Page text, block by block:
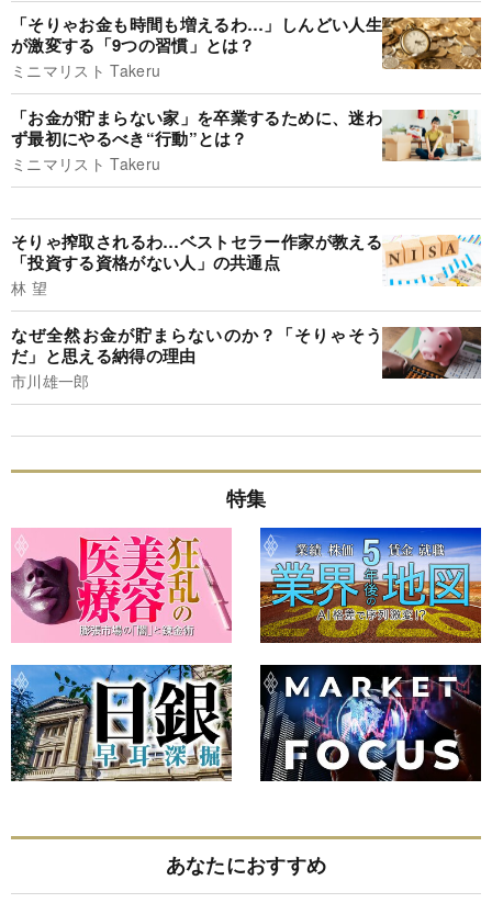
「そりゃお金も時間も増えるわ…」しんどい人生
が激変する「9つの習慣」とは？
ミニマリスト Takeru
「お金が貯まらない家」を卒業するために、迷わ
ず最初にやるべき“行動”とは？
ミニマリスト Takeru
そりゃ搾取されるわ…ベストセラー作家が教える
「投資する資格がない人」の共通点
林 望
なぜ全然お金が貯まらないのか？「そりゃそう
だ」と思える納得の理由
市川雄一郎
特集
あなたにおすすめ